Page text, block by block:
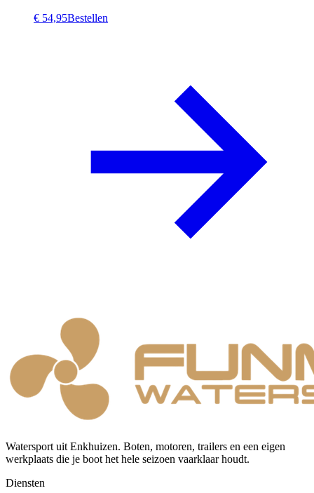
€ 54,95Bestellen
Watersport uit Enkhuizen. Boten, motoren, trailers en een eigen
werkplaats die je boot het hele seizoen vaarklaar houdt.
Diensten